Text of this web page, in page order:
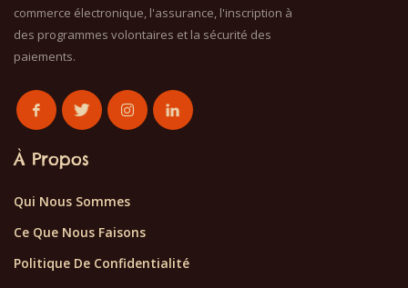
commerce électronique, l'assurance, l'inscription à
des programmes volontaires et la sécurité des
paiements.
À Propos
Qui Nous Sommes
Ce Que Nous Faisons
Politique De Confidentialité